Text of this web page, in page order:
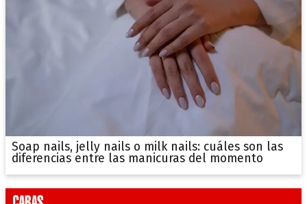
Soap nails, jelly nails o milk nails: cuáles son las
diferencias entre las manicuras del momento